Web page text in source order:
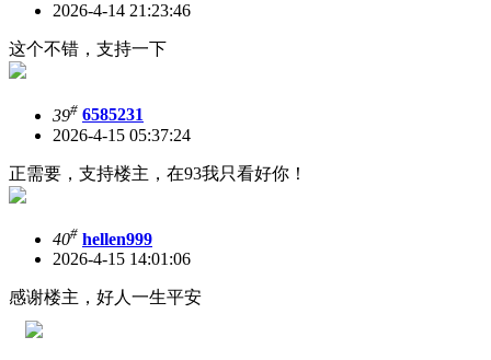
2026-4-14 21:23:46
这个不错，支持一下
39# 6585231
2026-4-15 05:37:24
正需要，支持楼主，在93我只看好你！
40# hellen999
2026-4-15 14:01:06
感谢楼主，好人一生平安